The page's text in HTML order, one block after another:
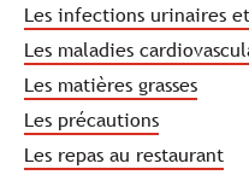
Les infections urinaires
Les maladies
Les matières grasses
Les précautions
Les repas au restaurant